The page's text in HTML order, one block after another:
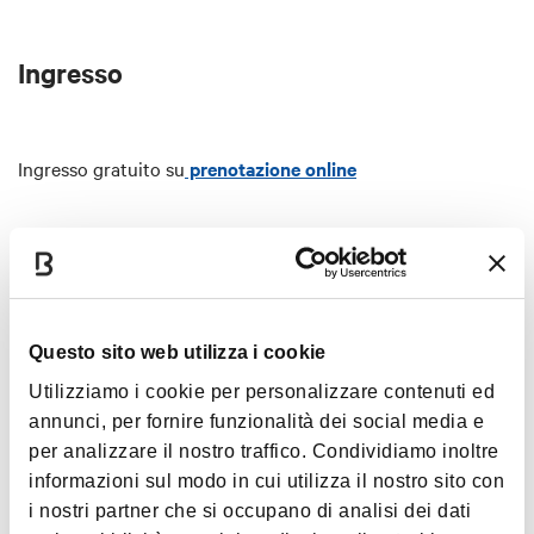
Questo sito web utilizza i cookie
Utilizziamo i cookie per personalizzare contenuti ed
annunci, per fornire funzionalità dei social media e
per analizzare il nostro traffico. Condividiamo inoltre
informazioni sul modo in cui utilizza il nostro sito con
i nostri partner che si occupano di analisi dei dati
Ingresso
Ingresso gratuito su prenotazione online
Interessi
Arte e Cultura